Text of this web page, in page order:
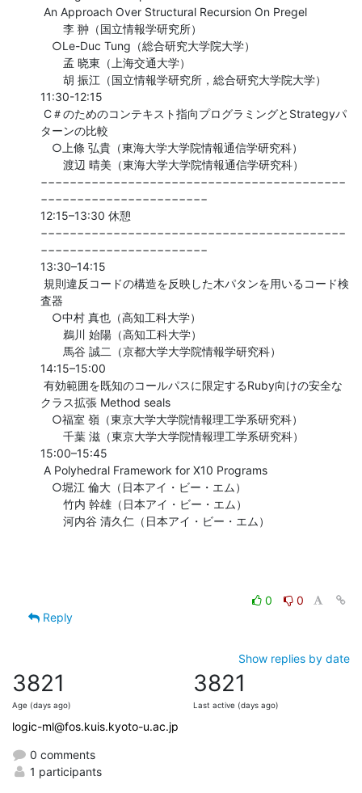
李 翀（国立情報学研究所）
○Le-Duc Tung（総合研究大学院大学）
孟 晓東（上海交通大学）
胡 振江（国立情報学研究所，総合研究大学院大学）
11:30-12:15
ターンの比較
○上條 弘貴（東海大学大学院情報通信学研究科）
渡辺 晴美（東海大学大学院情報通信学研究科）
−−−−−−−−−−−−−−−−−−−−−−−−−−−−−−−−−−−−−−−−−−
−−−−−−−−−−−−−−−−−−−−−−−
12:15–13:30 休憩
−−−−−−−−−−−−−−−−−−−−−−−−−−−−−−−−−−−−−−−−−−
−−−−−−−−−−−−−−−−−−−−−−−
13:30–14:15
査器
○中村 真也（高知工科大学）
鵜川 始陽（高知工科大学）
馬谷 誠二（京都大学大学院情報学研究科）
14:15–15:00
クラス拡張 Method seals
○福室 嶺（東京大学大学院情報理工学系研究科）
千葉 滋（東京大学大学院情報理工学系研究科）
15:00–15:45
○堀江 倫大（日本アイ・ビー・エム）
竹内 幹雄（日本アイ・ビー・エム）
河内谷 清久仁（日本アイ・ビー・エム）
0
0
Reply
Show replies by date
3821
Age (days ago)
3821
Last active (days ago)
logic-ml@fos.kuis.kyoto-u.ac.jp
0 comments
1 participants